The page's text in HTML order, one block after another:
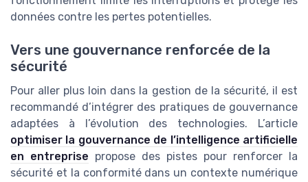
données contre les pertes potentielles.
Vers une gouvernance renforcée de la
sécurité
Pour aller plus loin dans la gestion de la sécurité, il est
recommandé d’intégrer des pratiques de gouvernance
adaptées à l’évolution des technologies. L’article
optimiser la gouvernance de l’intelligence artificielle
en entreprise propose des pistes pour renforcer la
sécurité et la conformité dans un contexte numérique